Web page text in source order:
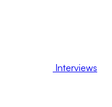
Interviews